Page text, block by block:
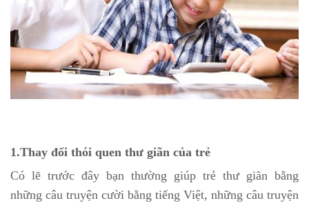
1.Thay đổi thói quen thư giãn của trẻ
Có lẽ trước đây bạn thường giúp trẻ thư giãn bằng
những câu truyện cười bằng tiếng Việt, những câu truyện